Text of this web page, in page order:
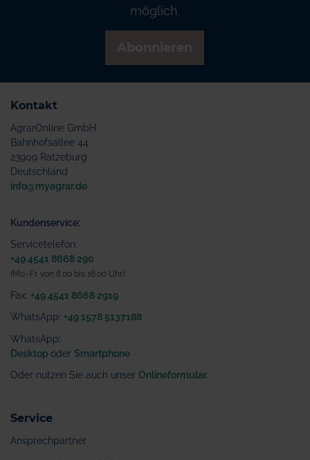
möglich.
Kontakt
AgrarOnline GmbH
Bahnhofsallee 44
23909 Ratzeburg
Deutschland
info@myagrar.de
Kundenservice:
Servicetelefon:
+49 4541 8668 290
(Mo.-Fr. von 8.00 bis 16.00 Uhr)
Fax: +49 4541 8668 2919
WhatsApp: +49 1578 5137188
WhatsApp:
Desktop oder Smartphone
Oder nutzen Sie auch unser Onlineformular
Service
Ansprechpartner